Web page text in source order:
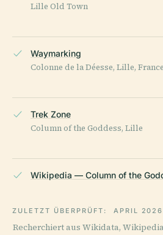
Lille Old Town
Waymarking
Colonne de la Déesse, Lille, France
Trek Zone
Column of the Goddess, Lille
Wikipedia — Column of the
ZULETZT ÜBERPRÜFT: APRIL 2026
Recherchiert aus Wikidata,